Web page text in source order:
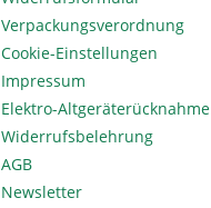
Verpackungsverordnung
Cookie-Einstellungen
Impressum
Elektro-Altgeräterücknahme
Widerrufsbelehrung
AGB
Newsletter